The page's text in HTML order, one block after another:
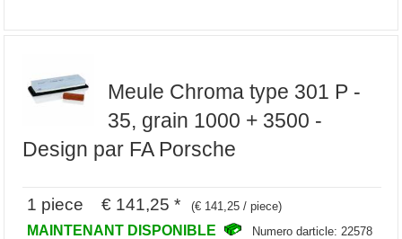
Meule Chroma type 301 P -
35, grain 1000 + 3500 -
Design par FA Porsche
1 piece € 141,25 * (€ 141,25 / piece)
MAINTENANT DISPONIBLE Numero darticle: 22578